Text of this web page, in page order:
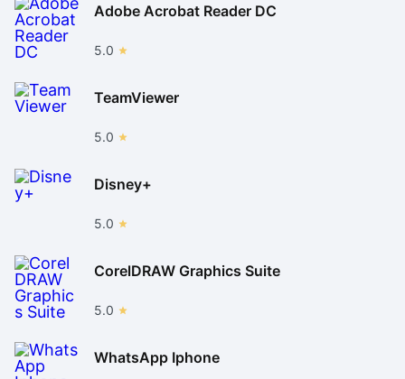
Adobe Acrobat Reader DC
5.0
TeamViewer
5.0
Disney+
5.0
CorelDRAW Graphics Suite
5.0
WhatsApp Iphone